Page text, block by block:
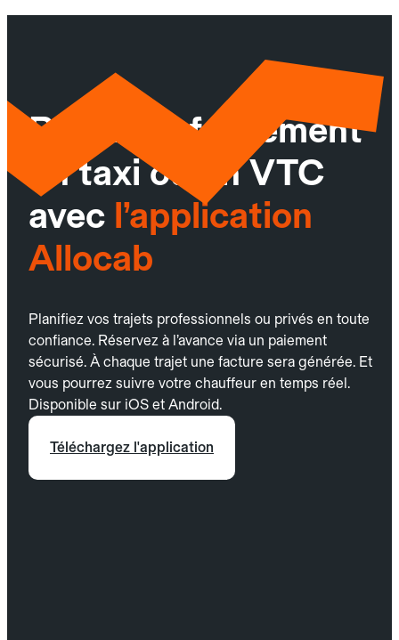
Réservez facilement
un taxi ou un VTC
avec l’application
Allocab
Planifiez vos trajets professionnels ou privés en toute
confiance. Réservez à l’avance via un paiement
sécurisé. À chaque trajet une facture sera générée. Et
vous pourrez suivre votre chauffeur en temps réel.
Disponible sur iOS et Android.
Téléchargez l'application